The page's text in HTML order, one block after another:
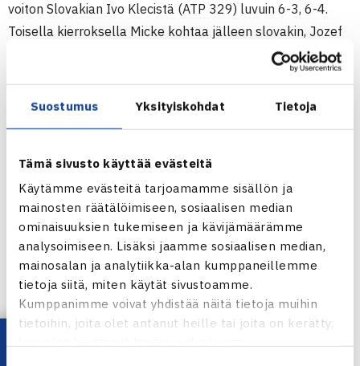
Suostumus Yksityiskohdat Tietoja
Tämä sivusto käyttää evästeitä
Käytämme evästeitä tarjoamamme sisällön ja
mainosten räätälöimiseen, sosiaalisen median
ominaisuuksien tukemiseen ja kävijämäärämme
analysoimiseen. Lisäksi jaamme sosiaalisen median,
mainosalan ja analytiikka-alan kumppaneillemme
tietoja siitä, miten käytät sivustoamme.
Kumppanimme voivat yhdistää näitä tietoja muihin
tietoihin, joita olet antanut heille tai joita on kerätty,
voiton Slovakian Ivo Klecistä (ATP 329) luvuin 6-3, 6-4.
Toisella kierroksella Micke kohtaa jälleen slovakin, Jozef
1.kierrosta Micke Kontinen (lucky loser) – Ivo Klec
Slovakia 63 64
Turnaus verkossa
Micke Kontinen
Jaa: